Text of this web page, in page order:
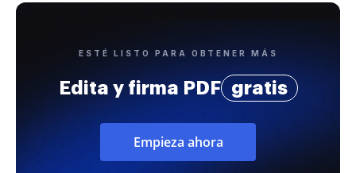
ESTÉ LISTO PARA OBTENER MÁS
Edita y firma PDF gratis
Empieza ahora